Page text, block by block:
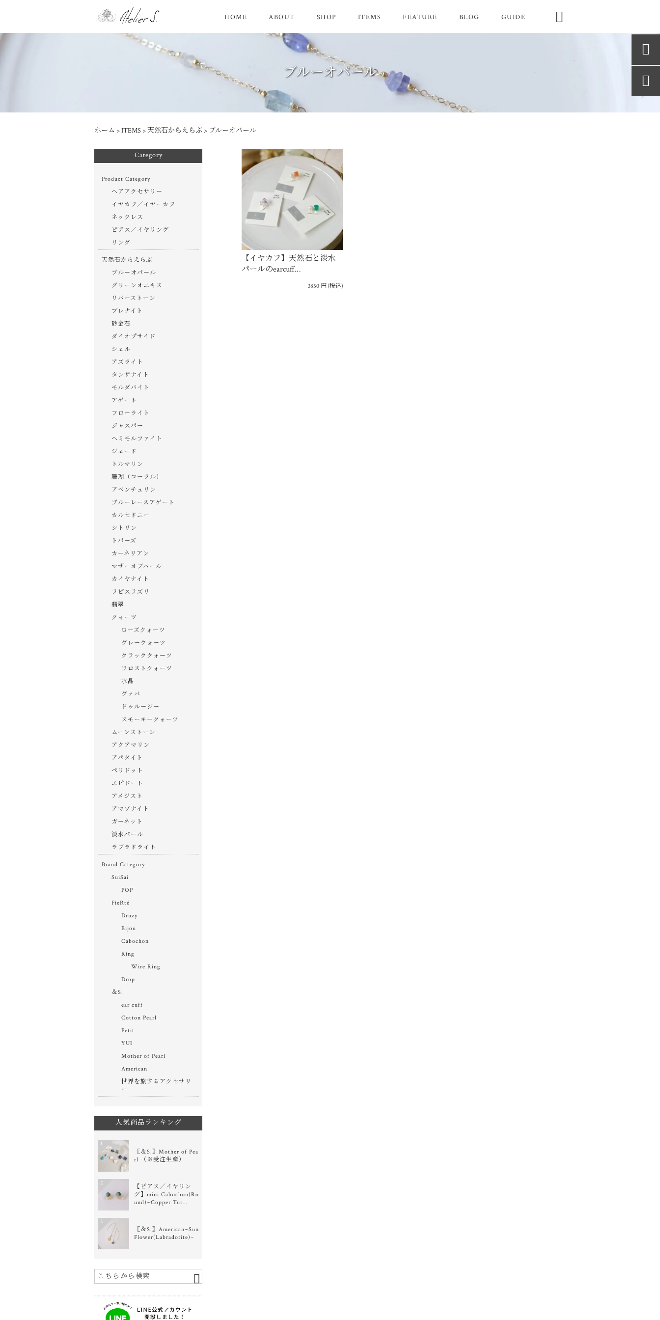
HOME ABOUT SHOP ITEMS FEATURE BLOG GUIDE 
ブルーオパール
ホーム >ITEMS >天然石からえらぶ > ブルーオパール
【イヤカフ】天然石と淡水
パールのearcuff…
3850 円(税込)
Category
Product Category
ヘアアクセサリー
イヤカフ／イヤーカフ
ネックレス
ピアス／イヤリング
リング
天然石からえらぶ
ブルーオパール
グリーンオニキス
リバーストーン
プレナイト
砂金石
ダイオプサイド
シェル
アズライト
タンザナイト
モルダバイト
アゲート
フローライト
ジャスパー
ヘミモルファイト
ジェード
トルマリン
珊瑚（コーラル）
アベンチュリン
ブルーレースアゲート
カルセドニー
シトリン
トパーズ
カーネリアン
マザーオブパール
カイヤナイト
ラピスラズリ
翡翠
クォーツ
ローズクォーツ
グレークォーツ
クラッククォーツ
フロストクォーツ
水晶
グァバ
ドゥルージー
スモーキークォーツ
ムーンストーン
アクアマリン
アパタイト
ペリドット
エピドート
アメジスト
アマゾナイト
ガーネット
淡水パール
ラブラドライト
Brand Category
SuiSai
POP
FieRté
Druzy
Bijou
Cabochon
Ring
Wire Ring
Drop
＆S.
ear cuff
Cotton Pearl
Petit
YUI
Mother of Pearl
American
世界を旅するアクセサリ
ー
人気商品ランキング
〖＆S.〗Mother of Pea
rl （※受注生産）
1
【ピアス／イヤリン
グ】mini Cabochon(Ro
und)~Copper Tur…
2
〖＆S.〗American~Sun
Flower(Labradorite)~
3

